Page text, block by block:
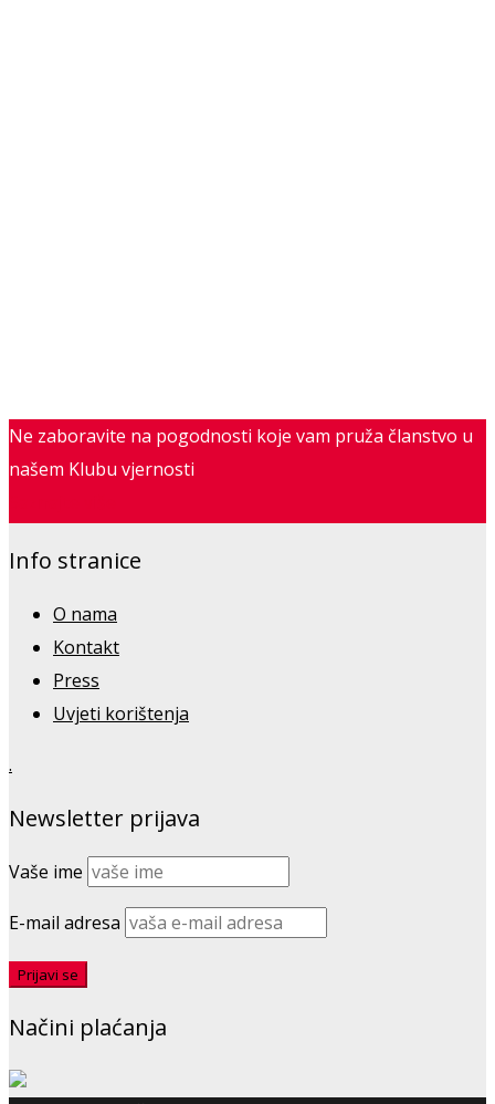
Ne zaboravite na pogodnosti koje vam pruža članstvo u
našem Klubu vjernosti
Info stranice
O nama
Kontakt
Press
Uvjeti korištenja
.
Newsletter prijava
Vaše ime
E-mail adresa
Načini plaćanja